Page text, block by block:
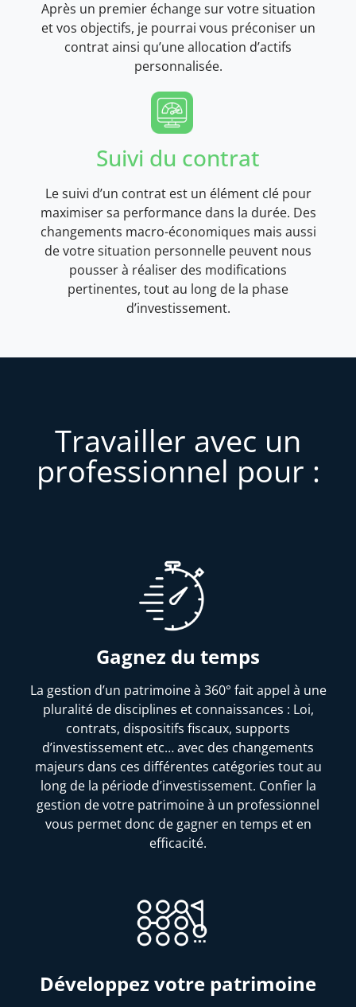
Après un premier échange sur votre situation
et vos objectifs, je pourrai vous préconiser un
contrat ainsi qu’une allocation d’actifs
personnalisée.
Suivi du contrat
Le suivi d’un contrat est un élément clé pour
maximiser sa performance dans la durée. Des
changements macro-économiques mais aussi
de votre situation personnelle peuvent nous
pousser à réaliser des modifications
pertinentes, tout au long de la phase
d’investissement.
Travailler avec un
professionnel pour :
Gagnez du temps
La gestion d’un patrimoine à 360° fait appel à une
pluralité de disciplines et connaissances : Loi,
contrats, dispositifs fiscaux, supports
d’investissement etc… avec des changements
majeurs dans ces différentes catégories tout au
long de la période d’investissement. Confier la
gestion de votre patrimoine à un professionnel
vous permet donc de gagner en temps et en
efficacité.
Développez votre patrimoine